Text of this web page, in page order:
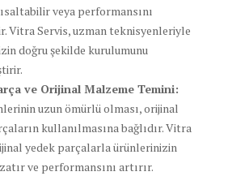
veya performansını
Vitra Servis, uzman teknisyenleriyle
doğru şekilde kurulumunu
ve Orijinal Malzeme Temini:
uzun ömürlü olması, orijinal
kullanılmasına bağlıdır. Vitra
yedek parçalarla ürünlerinizin
ve performansını artırır.